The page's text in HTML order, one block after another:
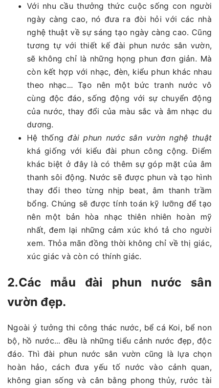
Với nhu cầu thưởng thức cuộc sống con người
ngày càng cao, nó đưa ra đòi hỏi với các nhà
nghệ thuật về sự sáng tạo ngày càng cao. Cũng
tương tự với thiết kế đài phun nước sân vườn,
sẽ không chỉ là những họng phun đơn giản. Mà
còn kết hợp với nhạc, đèn, kiểu phun khác nhau
theo nhạc... Tạo nên một bức tranh nước vô
cùng độc đáo, sống động với sự chuyển động
của nước, thay đổi của màu sắc và âm nhạc du
dương.
Hệ thốngđài phun nước sân vườn nghệ thuật
khá giống với kiểu đài phun công cộng. Điểm
khác biệt ở đây là có thêm sự góp mặt của âm
thanh sôi động. Nước sẽ được phun và tạo hình
thay đổi theo từng nhịp beat, âm thanh trầm
bổng. Chúng sẽ được tính toán kỹ lưỡng để tạo
nên một bản hòa nhạc thiên nhiên hoàn mỹ
nhất, đem lại những cảm xúc khó tả cho người
xem. Thỏa mãn đồng thời không chỉ về thị giác,
xúc giác và còn có thính giác.
2.Các mẫu đài phun nước sân
vườn đẹp.
Ngoài ý tưởng thi công thác nước, bể cá Koi, bể non
bộ, hồ nước... đều là những tiểu cảnh nước đẹp, độc
đáo. Thì đài phun nước sân vườn cũng là lựa chọn
hoàn hảo, cách đưa yếu tố nước vào cảnh quan,
không gian sống và cân bằng phong thủy, rước tài